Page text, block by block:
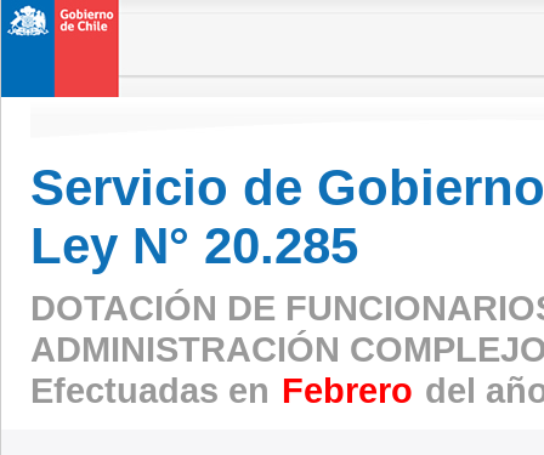
Servicio de
Ley N° 20.285
DOTACIÓN DE
ADMINISTRACIÓN
Efectuadas en Febrero del